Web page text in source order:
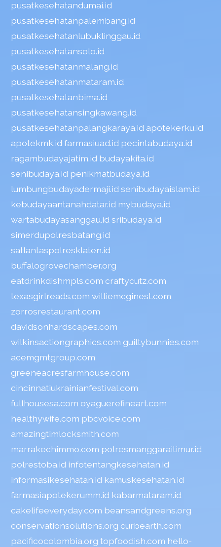
pusatkesehatandumai.id
pusatkesehatanpalembang.id
pusatkesehatanlubuklinggau.id
pusatkesehatansolo.id
pusatkesehatanmalang.id
pusatkesehatanmataram.id
pusatkesehatanbima.id
pusatkesehatansingkawang.id
pusatkesehatanpalangkaraya.id apotekerku.id
apotekmk.id farmasiuad.id pecintabudaya.id
ragambudayajatim.id budayakita.id
senibudaya.id penikmatbudaya.id
lumbungbudayadermaji.id senibudayaislam.id
kebudayaantanahdatar.id mybudaya.id
wartabudayasanggau.id sribudaya.id
simerdupolresbatang.id
satlantaspolresklaten.id
buffalogrovechamber.org
eatdrinkdishmpls.com craftycutz.com
texasgirlreads.com williemcginest.com
zorrosrestaurant.com
davidsonhardscapes.com
wilkinsactiongraphics.com guiltybunnies.com
acemgmtgroup.com
greeneacresfarmhouse.com
cincinnatiukrainianfestival.com
fullhousesa.com oyaguerefineart.com
healthywife.com pbcvoice.com
amazingtimlocksmith.com
marrakechimmo.com polresmanggaraitimur.id
polrestoba.id infotentangkesehatan.id
informasikesehatan.id kamuskesehatan.id
farmasiapotekerumm.id kabarmataram.id
cakelifeeveryday.com beansandgreens.org
conservationsolutions.org curbearth.com
pacificocolombia.org topfoodish.com hello-